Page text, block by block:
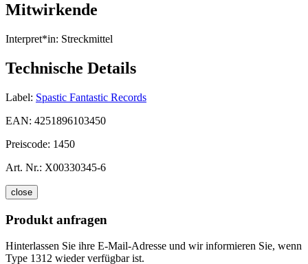
Mitwirkende
Interpret*in: Streckmittel
Technische Details
Label: Spastic Fantastic Records
EAN: 4251896103450
Preiscode: 1450
Art. Nr.: X00330345-6
close
Produkt anfragen
Hinterlassen Sie ihre E-Mail-Adresse und wir informieren Sie, wenn
Type 1312 wieder verfügbar ist.